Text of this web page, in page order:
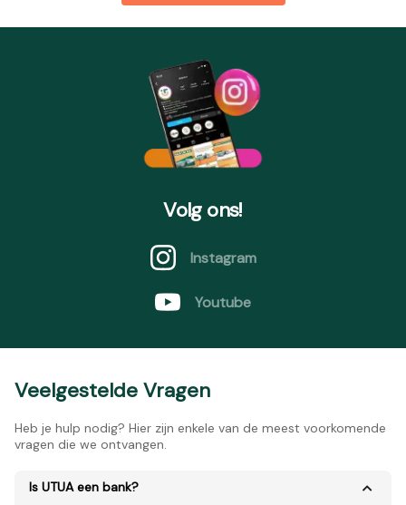
Volg ons!
Instagram
Youtube
Veelgestelde Vragen
Heb je hulp nodig? Hier zijn enkele van de meest voorkomende
vragen die we ontvangen.
Is UTUA een bank?